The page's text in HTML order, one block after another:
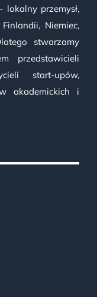
przemysł,
Niemiec,
stwarzamy
przedstawicieli
start-upów,
akademickich i